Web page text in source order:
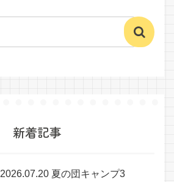
新着記事
2026.07.20 夏の団キャンプ3